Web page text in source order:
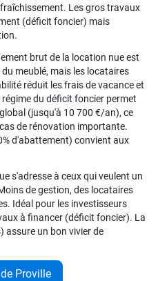
Les gros travaux
(déficit foncier) mais
brut de la location nue est
meublé, mais les locataires
réduit les frais de vacance et
du déficit foncier permet
(jusqu'à 10 700 €/an), ce
de rénovation importante.
d'abattement) convient aux
s'adresse à ceux qui veulent un
de gestion, des locataires
Idéal pour les investisseurs
à financer (déficit foncier). La
assure un bon vivier de
Proville